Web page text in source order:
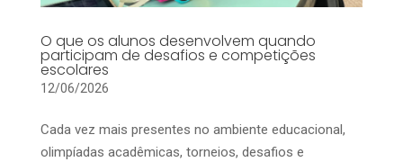
O que os alunos desenvolvem quando
participam de desafios e competições
escolares
12/06/2026
Cada vez mais presentes no ambiente educacional,
olimpíadas acadêmicas, torneios, desafios e